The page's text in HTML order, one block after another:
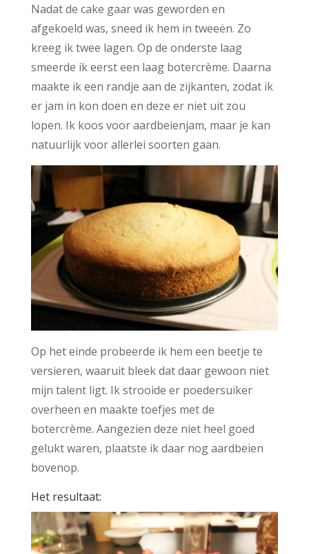
Nadat de cake gaar was geworden en
afgekoeld was, sneed ik hem in tweeën. Zo
kreeg ik twee lagen. Op de onderste laag
smeerde ik eerst een laag botercrème. Daarna
maakte ik een randje aan de zijkanten, zodat ik
er jam in kon doen en deze er niet uit zou
lopen. Ik koos voor aardbeienjam, maar je kan
natuurlijk voor allerlei soorten gaan.
Op het einde probeerde ik hem een beetje te
versieren, waaruit bleek dat daar gewoon niet
mijn talent ligt. Ik strooide er poedersuiker
overheen en maakte toefjes met de
botercrème. Aangezien deze niet heel goed
gelukt waren, plaatste ik daar nog aardbeien
bovenop.
Het resultaat: